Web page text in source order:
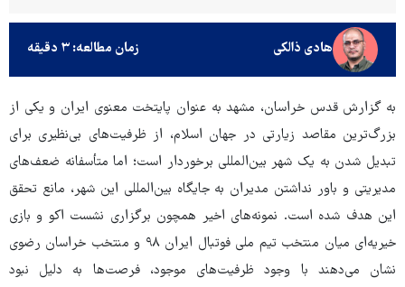
هادی ذالکی زمان مطالعه: ۳ دقیقه
به گزارش قدس خراسان، مشهد به‌ عنوان پایتخت معنوی ایران و یکی از
بزرگ‌ترین مقاصد زیارتی در جهان اسلام، از ظرفیت‌های بی‌نظیری برای
تبدیل شدن به یک شهر بین‌المللی برخوردار است؛ اما متأسفانه ضعف‌های
مدیریتی و باور نداشتن مدیران به جایگاه بین‌المللی این شهر، مانع تحقق
این هدف شده است. نمونه‌های اخیر همچون برگزاری نشست اکو و بازی
خیریه‌ای میان منتخب تیم ملی فوتبال ایران ۹۸ و منتخب خراسان رضوی
نشان می‌دهند با وجود ظرفیت‌های موجود، فرصت‌ها به دلیل نبود